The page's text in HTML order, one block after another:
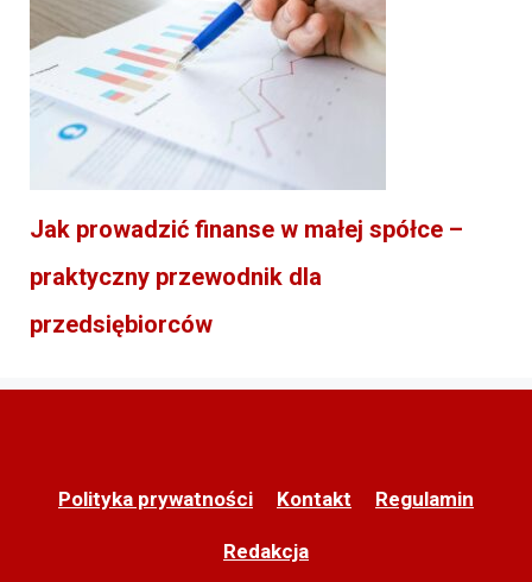
Jak prowadzić finanse w małej spółce –
praktyczny przewodnik dla
przedsiębiorców
Polityka prywatności Kontakt Regulamin
Redakcja